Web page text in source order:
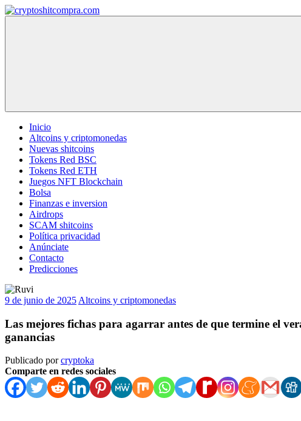
Saltar
al
Inicio
Altcoins y criptomonedas
Nuevas shitcoins
Tokens Red BSC
Tokens Red ETH
Juegos NFT Blockchain
Bolsa
Finanzas e inversion
Airdrops
SCAM shitcoins
Política privacidad
Anúnciate
Contacto
Predicciones
9 de junio de 2025 Altcoins y criptomonedas
Las mejores fichas para agarrar antes de que termine el
ganancias
Publicado porcryptoka
Comparte en redes sociales